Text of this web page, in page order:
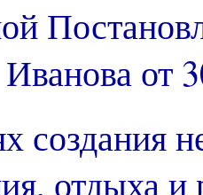
Иванова от
создания
отдыха и